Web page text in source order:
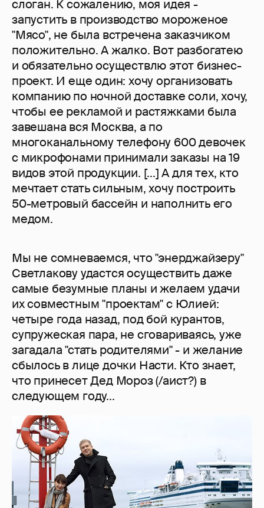
слоган. К сожалению, моя идея -
запустить в производство мороженое
"Мясо", не была встречена заказчиком
положительно. А жалко. Вот разбогатею
и обязательно осуществлю этот бизнес-
проект. И еще один: хочу организовать
компанию по ночной доставке соли, хочу,
чтобы ее рекламой и растяжками была
завешана вся Москва, а по
многоканальному телефону 600 девочек
с микрофонами принимали заказы на 19
видов этой продукции. [...] А для тех, кто
мечтает стать сильным, хочу построить
50-метровый бассейн и наполнить его
медом.
Мы не сомневаемся, что "энерджайзеру"
Светлакову удастся осуществить даже
самые безумные планы и желаем удачи
их совместным "проектам" с Юлией:
четыре года назад, под бой курантов,
супружеская пара, не сговариваясь, уже
загадала "стать родителями" - и желание
сбылось в лице дочки Насти. Кто знает,
что принесет Дед Мороз (/аист?) в
следующем году...